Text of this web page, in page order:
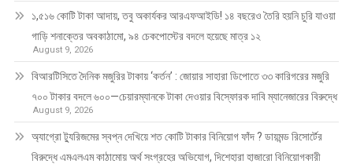
১,৫১৬ কোটি টাকা আদায়, তবু অকার্যকর আরএফআইডি! ১৪ বছরেও তৈরি হয়নি চুরি যাওয়া
গাড়ি শনাক্তের অবকাঠামো, ৯৪ চেকপোস্টের বদলে হয়েছে মাত্র ১২
August 9, 2026
বিআরটিসিতে দৈনিক মজুরির টাকায় ‘কর্তন’ : জোয়ার সাহারা ডিপোতে ৩৩ কারিগরের মজুরি
৭০০ টাকার বদলে ৬০০—চেয়ারম্যানকে টাকা দেওয়ার বিস্ফোরক দাবি ম্যানেজারের বিরুদ্ধে
August 9, 2026
অ্যাগ্রো ট্যুরিজমের স্বপ্ন দেখিয়ে শত কোটি টাকার বিনিয়োগ ফাঁদ ? ডায়মন্ড রিসোর্টের
বিরুদ্ধে এমএলএম কাঠামোয় অর্থ সংগ্রহের অভিযোগ, দিশেহারা হাজারো বিনিয়োগকারী